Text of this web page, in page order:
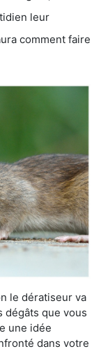
leur
comment faire
le dératiseur va
dégâts que vous
une idée
dans votre